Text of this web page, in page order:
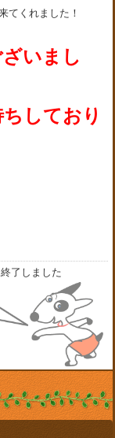
てくれました！
いまし
しており
了しました